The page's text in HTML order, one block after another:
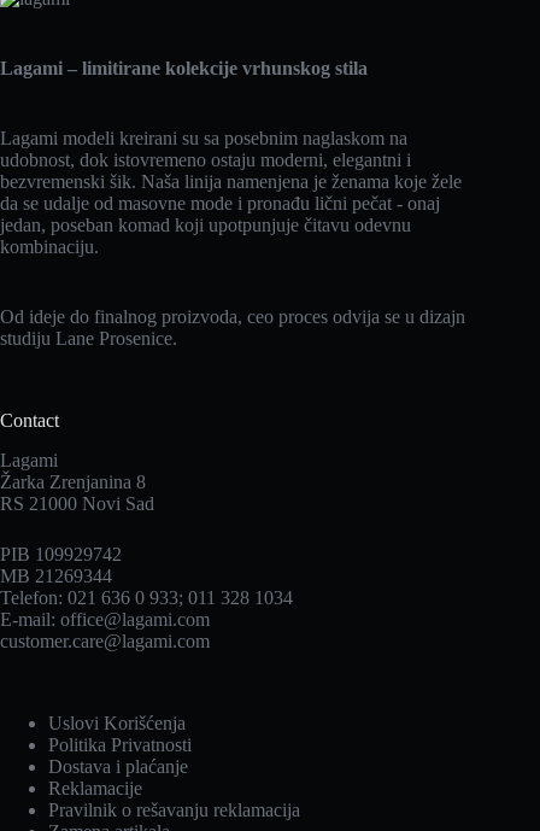
Lagami – limitirane kolekcije vrhunskog stila
Lagami modeli kreirani su sa posebnim naglaskom na
udobnost, dok istovremeno ostaju moderni, elegantni i
bezvremenski šik. Naša linija namenjena je ženama koje žele
da se udalje od masovne mode i pronađu lični pečat - onaj
jedan, poseban komad koji upotpunjuje čitavu odevnu
kombinaciju.
Od ideje do finalnog proizvoda, ceo proces odvija se u dizajn
studiju Lane Prosenice.
Contact
Lagami
Žarka Zrenjanina 8
RS 21000 Novi Sad
PIB 109929742
MB 21269344
Telefon: 021 636 0 933; 011 328 1034
E-mail: office@lagami.com
customer.care@lagami.com
Uslovi Korišćenja
Politika Privatnosti
Dostava i plaćanje
Reklamacije
Pravilnik o rešavanju reklamacija